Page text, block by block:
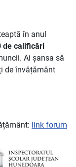
în anul
de calificări
Ai șansa să
de învățământ
link forum